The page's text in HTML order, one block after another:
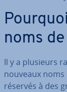
noms
Il y a plusieurs
nouveaux
réservés à des